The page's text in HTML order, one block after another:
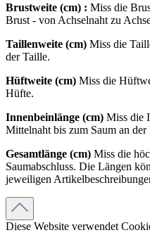
Brustweite (cm) : Miss die
Brust - von Achselnaht zu
Taillenweite (cm) Miss die
der Taille.
Hüftweite (cm) Miss die
Hüfte.
Innenbeinlänge (cm) Miss die
Mittelnaht bis zum Saum an der
Gesamtlänge (cm) Miss die
Saumabschluss. Die Längen
jeweiligen
Diese Website verwendet